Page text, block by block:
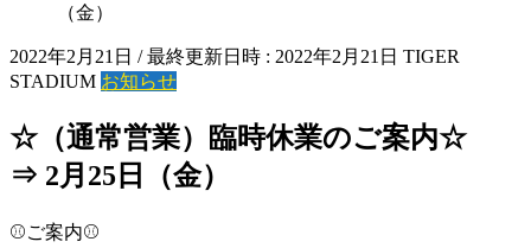
（金）
2022年2月21日 / 最終更新日時 : 2022年2月21日 TIGER
STADIUM お知らせ
☆（通常営業）臨時休業のご案内☆
⇒ 2月25日（金）
⚾️ご案内⚾️